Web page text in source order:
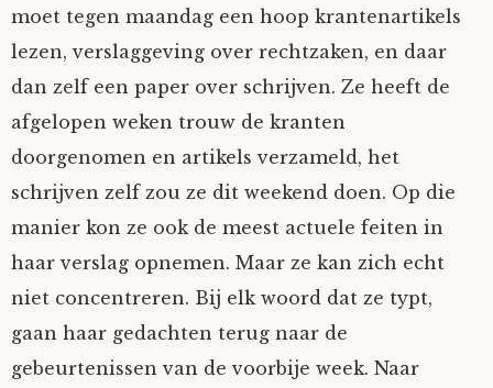
Bill-A-Cook
Björn
Clarity
Diderod
Faith
Fioontje
Bill
moet tegen maandag een hoop krantenartikels
lezen, verslaggeving over rechtzaken, en daar
dan zelf een paper over schrijven. Ze heeft de
afgelopen weken trouw de kranten
doorgenomen en artikels verzameld, het
schrijven zelf zou ze dit weekend doen. Op die
manier kon ze ook de meest actuele feiten in
haar verslag opnemen. Maar ze kan zich echt
niet concentreren. Bij elk woord dat ze typt,
gaan haar gedachten terug naar de
gebeurtenissen van de voorbije week. Naar